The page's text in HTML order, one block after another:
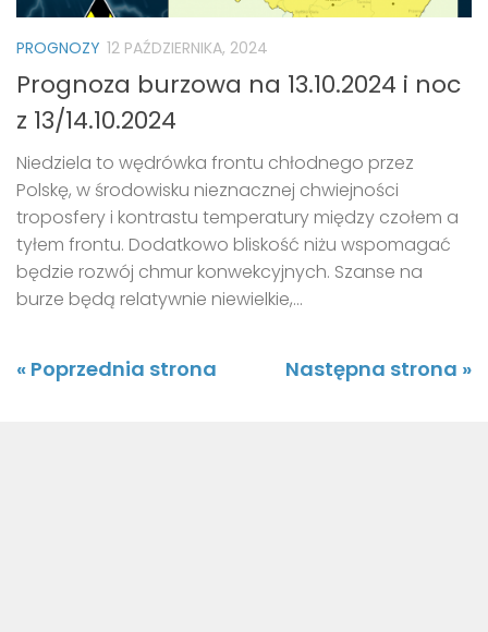
PROGNOZY 12 PAŹDZIERNIKA, 2024
Prognoza burzowa na 13.10.2024 i noc
z 13/14.10.2024
Niedziela to wędrówka frontu chłodnego przez
Polskę, w środowisku nieznacznej chwiejności
troposfery i kontrastu temperatury między czołem a
tyłem frontu. Dodatkowo bliskość niżu wspomagać
będzie rozwój chmur konwekcyjnych. Szanse na
burze będą relatywnie niewielkie,...
« Poprzednia strona Następna strona »